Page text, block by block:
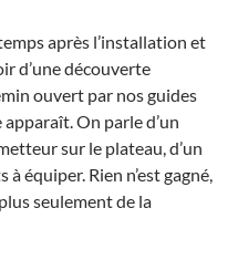
après l’installation et
d’une découverte
ouvert par nos guides
On parle d’un
sur le plateau, d’un
équiper. Rien n’est gagné,
seulement de la